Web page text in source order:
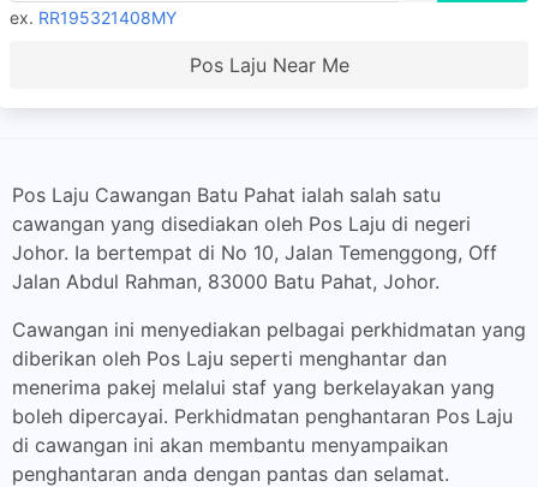
ex. RR195321408MY
Pos Laju Near Me
Pos Laju Cawangan Batu Pahat ialah salah satu
cawangan yang disediakan oleh Pos Laju di negeri
Johor. Ia bertempat di No 10, Jalan Temenggong, Off
Jalan Abdul Rahman, 83000 Batu Pahat, Johor.
Cawangan ini menyediakan pelbagai perkhidmatan yang
diberikan oleh Pos Laju seperti menghantar dan
menerima pakej melalui staf yang berkelayakan yang
boleh dipercayai. Perkhidmatan penghantaran Pos Laju
di cawangan ini akan membantu menyampaikan
penghantaran anda dengan pantas dan selamat.